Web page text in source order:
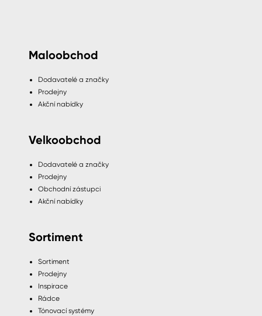
Maloobchod
Dodavatelé a značky
Prodejny
Akční nabídky
Velkoobchod
Dodavatelé a značky
Prodejny
Obchodní zástupci
Akční nabídky
Sortiment
Sortiment
Prodejny
Inspirace
Rádce
Tónovací systémy